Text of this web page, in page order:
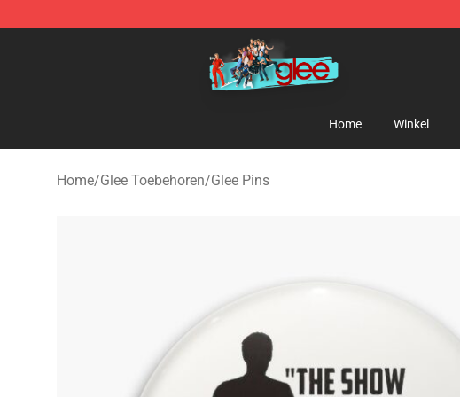
Glee Store - Official Glee Merchandise Shop
Home Winkel
Home/Glee Toebehoren/Glee Pins